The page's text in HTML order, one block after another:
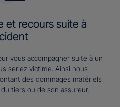
et recours suite à
vous accompagner suite à un
seriez victime. Ainsi nous
des dommages matériels
tiers ou de son assureur.